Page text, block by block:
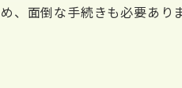
め、面倒な手続きも必要あり